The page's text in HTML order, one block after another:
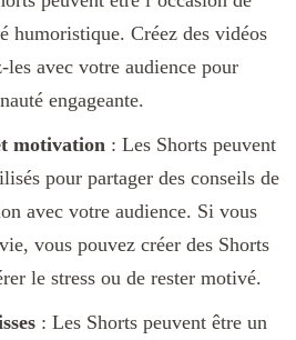
humoristique. Créez des vidéos
les avec votre audience pour
engageante.
motivation : Les Shorts peuvent
pour partager des conseils de
avec votre audience. Si vous
vous pouvez créer des Shorts
le stress ou de rester motivé.
: Les Shorts peuvent être un